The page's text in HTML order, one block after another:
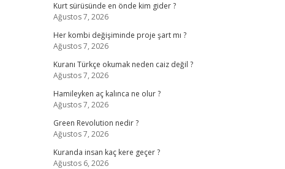
Kurt sürüsünde en önde kim gider ?
Ağustos 7, 2026
Her kombi değişiminde proje şart mı ?
Ağustos 7, 2026
Kuranı Türkçe okumak neden caiz değil ?
Ağustos 7, 2026
Hamileyken aç kalınca ne olur ?
Ağustos 7, 2026
Green Revolution nedir ?
Ağustos 7, 2026
Kuranda insan kaç kere geçer ?
Ağustos 6, 2026